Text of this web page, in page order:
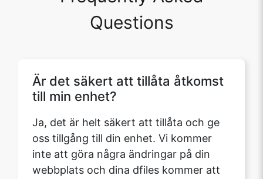
Questions
Är det säkert att tillåta åtkomst
till min enhet?
Ja, det är helt säkert att tillåta och ge
oss tillgång till din enhet. Vi kommer
inte att göra några ändringar på din
webbplats och dina dfiles kommer att